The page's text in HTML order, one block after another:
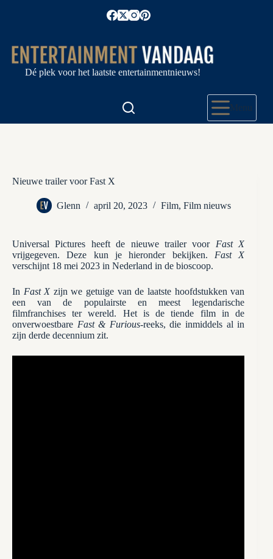
Dé plek voor het laatste entertainmentnieuws!
Menu
Nieuwe trailer voor Fast X
Glenn april 20, 2023 Film, Film nieuws
Universal Pictures heeft de nieuwe trailer voor Fast X
vrijgegeven. Deze kun je hieronder bekijken. Fast X
verschijnt 18 mei 2023 in Nederland in de bioscoop.
In Fast Xzijn we getuige van de laatste hoofdstukken van
een van de populairste en meest legendarische
filmfranchises ter wereld. Het is de tiende film in de
onverwoestbare Fast & Furious-reeks, die inmiddels al in
zijn derde decennium zit.